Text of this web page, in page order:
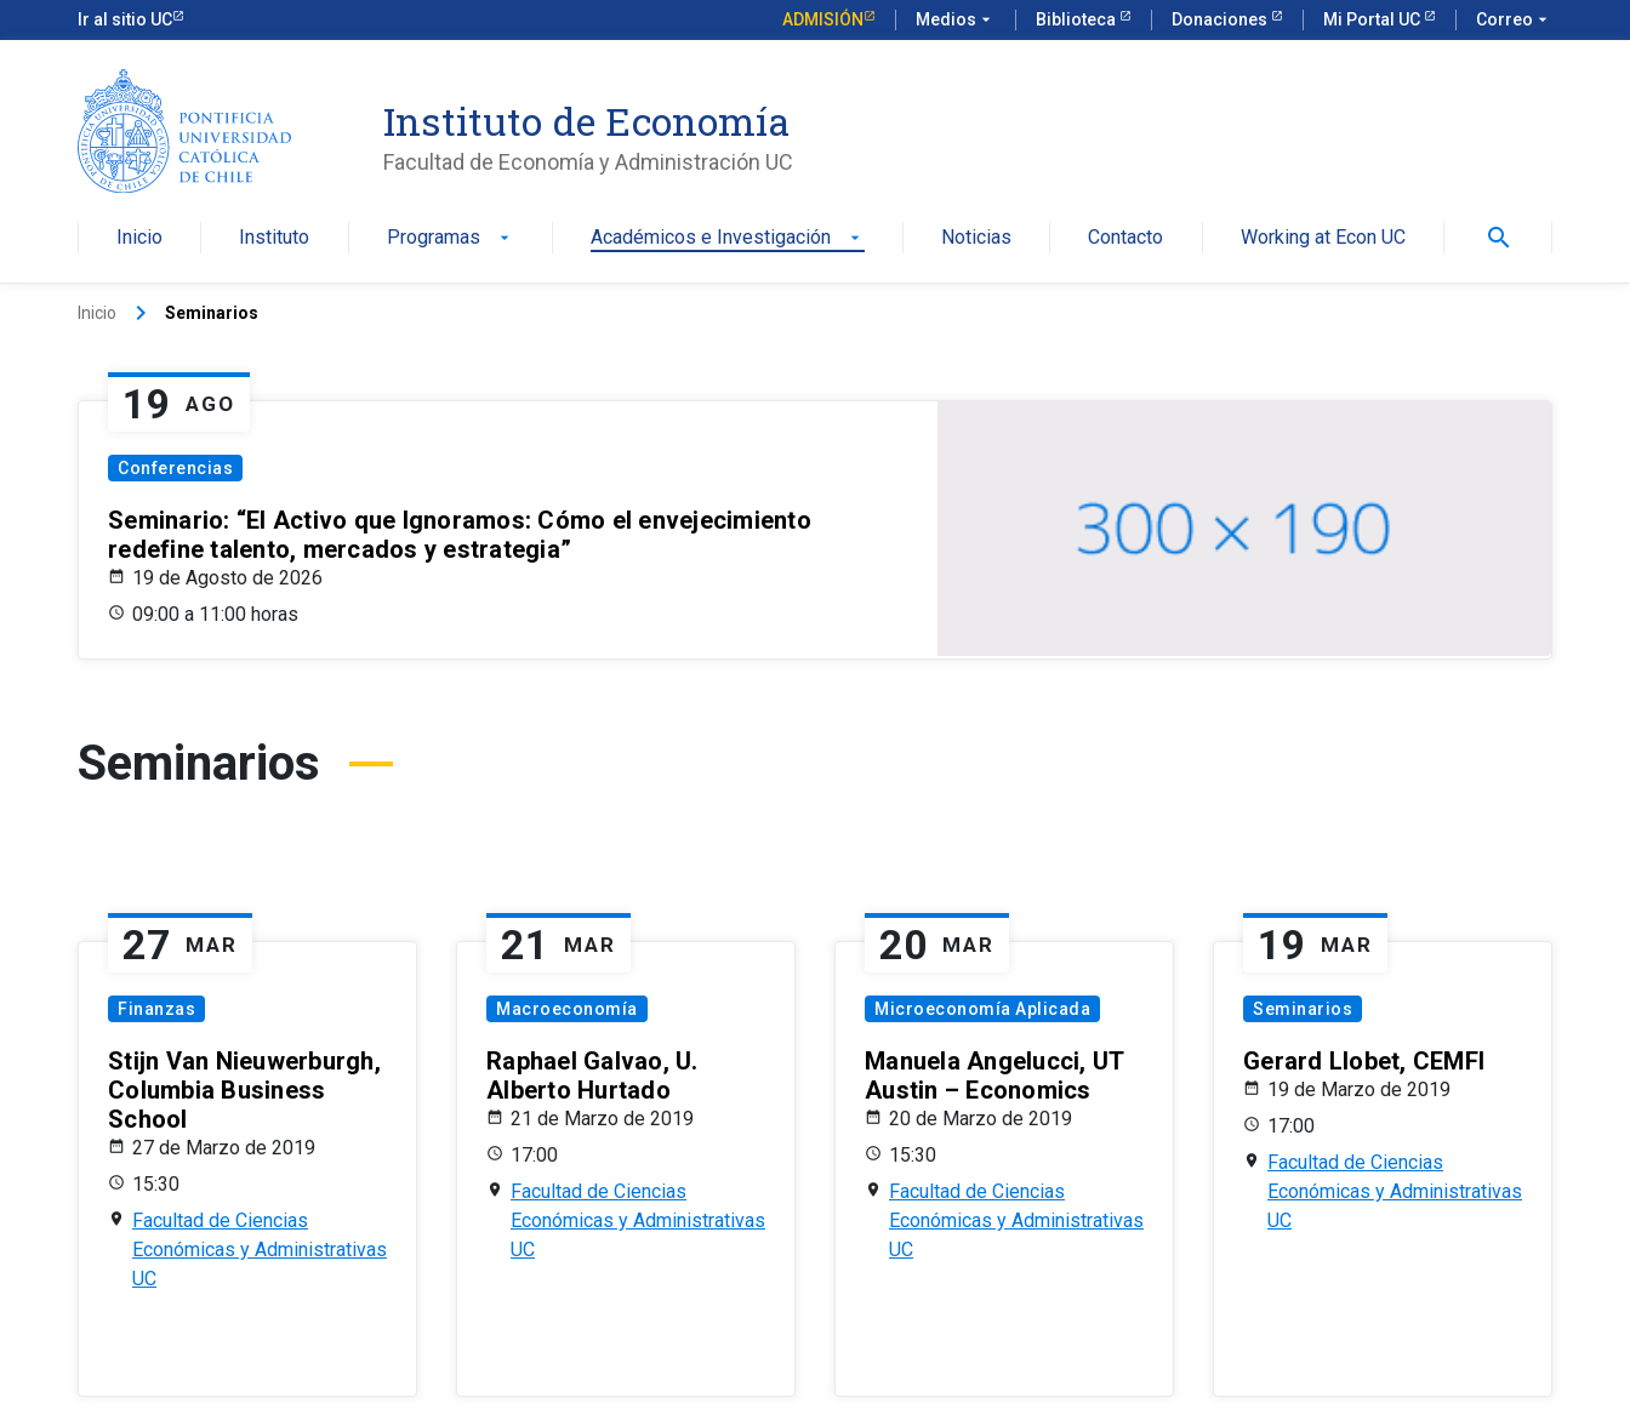
Ir al sitio UC ADMISIÓN Medios arrow_drop_down Biblioteca Donaciones Mi Portal UC Correo arrow_drop_down
Instituto de Economía
Facultad de Economía y Administración UC
Inicio Instituto Programas arrow_drop_down Académicos e Investigación arrow_drop_down Noticias Contacto Working at Econ UC search
Inicio keyboard_arrow_right Seminarios
19 AGO
Conferencias
Seminario: “El Activo que Ignoramos: Cómo el envejecimiento
redefine talento, mercados y estrategia”
19 de Agosto de 2026
09:00 a 11:00 horas
Seminarios
27 MAR
Finanzas
Stijn Van Nieuwerburgh,
Columbia Business
School
27 de Marzo de 2019
15:30
Facultad de Ciencias
Económicas y Administrativas
UC
21 MAR
Macroeconomía
Raphael Galvao, U.
Alberto Hurtado
21 de Marzo de 2019
17:00
Facultad de Ciencias
Económicas y Administrativas
UC
20 MAR
Microeconomía Aplicada
Manuela Angelucci, UT
Austin – Economics
20 de Marzo de 2019
15:30
Facultad de Ciencias
Económicas y Administrativas
UC
19 MAR
Seminarios
Gerard Llobet, CEMFI
19 de Marzo de 2019
17:00
Facultad de Ciencias
Económicas y Administrativas
UC